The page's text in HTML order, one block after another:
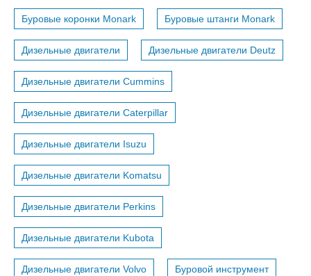
Буровые коронки Monark Буровые штанги Monark
Дизельные двигатели Дизельные двигатели Deutz
Дизельные двигатели Cummins
Дизельные двигатели Caterpillar
Дизельные двигатели Isuzu
Дизельные двигатели Komatsu
Дизельные двигатели Perkins
Дизельные двигатели Kubota
Дизельные двигатели Volvo Буровой инструмент